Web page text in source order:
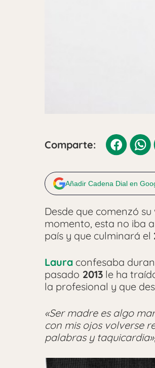
Comparte:
Añadir Cadena Dial en
Desde que comenzó su
momento, esta no iba
país y que culminará el
Laura confesaba
pasado 2013 le ha
la profesional y que
«Ser madre es algo
con mis ojos volverse
palabras y taquicardia»